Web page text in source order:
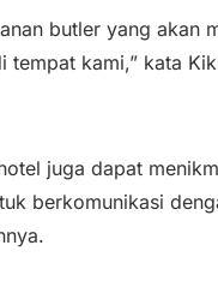
butler yang akan
tempat kami,” kata
juga dapat
berkomunikasi